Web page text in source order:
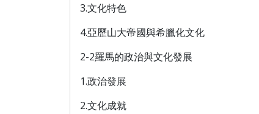
3.文化特色
4.亞歷山大帝國與希臘化文化
2-2羅馬的政治與文化發展
1.政治發展
2.文化成就